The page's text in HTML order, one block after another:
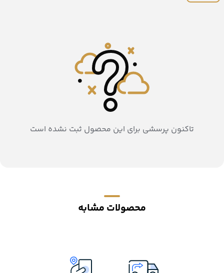
تاکنون پرسشی برای این محصول ثبت نشده است
محصولات مشابه